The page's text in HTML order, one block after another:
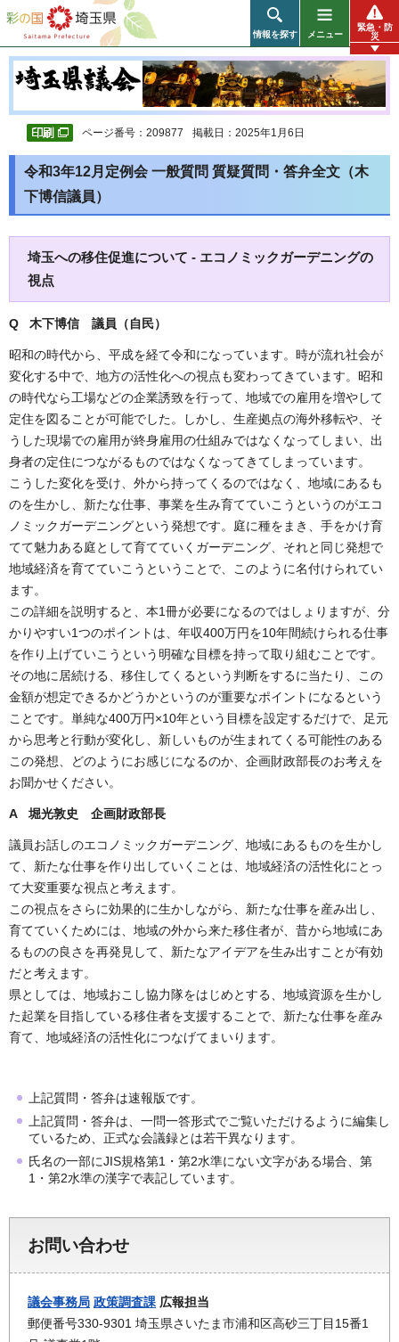
彩の国 埼玉県
情報を探す メニュー
緊急・防
災
ページ番号：209877 掲載日：2025年1月6日
令和3年12月定例会 一般質問 質疑質問・答弁全文（木
下博信議員）
埼玉への移住促進について - エコノミックガーデニングの
視点
Q 木下博信 議員（自民）
昭和の時代から、平成を経て令和になっています。時が流れ社会が
変化する中で、地方の活性化への視点も変わってきています。昭和
の時代なら工場などの企業誘致を行って、地域での雇用を増やして
定住を図ることが可能でした。しかし、生産拠点の海外移転や、そ
うした現場での雇用が終身雇用の仕組みではなくなってしまい、出
身者の定住につながるものではなくなってきてしまっています。
こうした変化を受け、外から持ってくるのではなく、地域にあるも
のを生かし、新たな仕事、事業を生み育てていこうというのがエコ
ノミックガーデニングという発想です。庭に種をまき、手をかけ育
てて魅力ある庭として育てていくガーデニング、それと同じ発想で
地域経済を育てていこうということで、このように名付けられてい
ます。
この詳細を説明すると、本1冊が必要になるのではしょりますが、分
かりやすい1つのポイントは、年収400万円を10年間続けられる仕事
を作り上げていこうという明確な目標を持って取り組むことです。
その地に居続ける、移住してくるという判断をするに当たり、この
金額が想定できるかどうかというのが重要なポイントになるという
ことです。単純な400万円×10年という目標を設定するだけで、足元
から思考と行動が変化し、新しいものが生まれてくる可能性のある
この発想、どのようにお感じになるのか、企画財政部長のお考えを
お聞かせください。
A 堀光敦史 企画財政部長
議員お話しのエコノミックガーデニング、地域にあるものを生かし
て、新たな仕事を作り出していくことは、地域経済の活性化にとっ
て大変重要な視点と考えます。
この視点をさらに効果的に生かしながら、新たな仕事を産み出し、
育てていくためには、地域の外から来た移住者が、昔から地域にあ
るものの良さを再発見して、新たなアイデアを生み出すことが有効
だと考えます。
県としては、地域おこし協力隊をはじめとする、地域資源を生かし
た起業を目指している移住者を支援することで、新たな仕事を産み
育て、地域経済の活性化につなげてまいります。
上記質問・答弁は速報版です。
上記質問・答弁は、一問一答形式でご覧いただけるように編集し
ているため、正式な会議録とは若干異なります。
氏名の一部にJIS規格第1・第2水準にない文字がある場合、第
1・第2水準の漢字で表記しています。
お問い合わせ
議会事務局 政策調査課 広報担当
郵便番号330-9301 埼玉県さいたま市浦和区高砂三丁目15番1